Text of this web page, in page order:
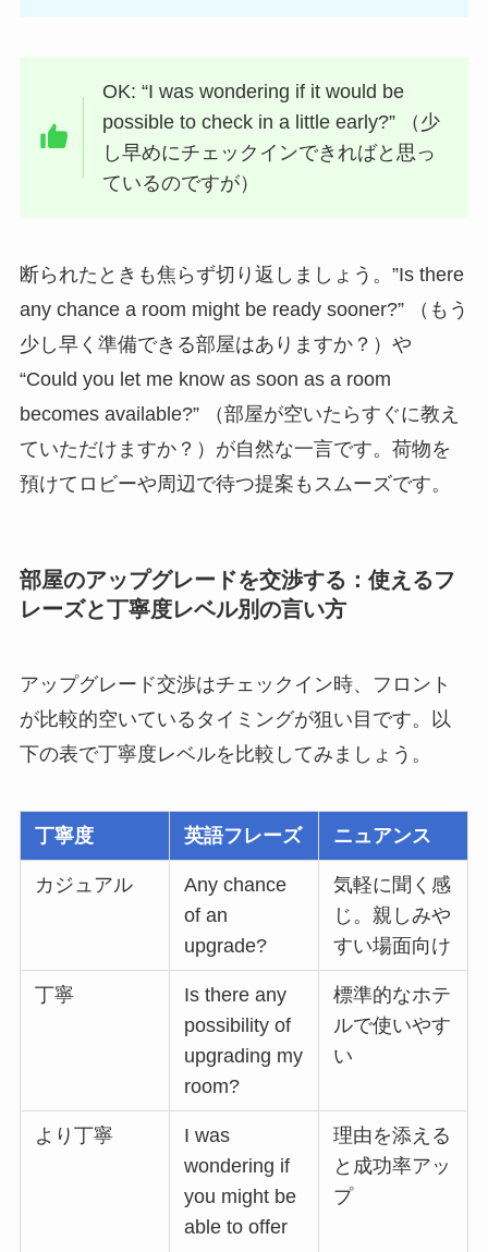
OK: “I was wondering if it would be
possible to check in a little early?” （少
し早めにチェックインできればと思っ
ているのですが）
断られたときも焦らず切り返しましょう。”Is there
any chance a room might be ready sooner?” （もう
少し早く準備できる部屋はありますか？）や
“Could you let me know as soon as a room
becomes available?” （部屋が空いたらすぐに教え
ていただけますか？）が自然な一言です。荷物を
預けてロビーや周辺で待つ提案もスムーズです。
部屋のアップグレードを交渉する：使えるフ
レーズと丁寧度レベル別の言い方
アップグレード交渉はチェックイン時、フロント
が比較的空いているタイミングが狙い目です。以
下の表で丁寧度レベルを比較してみましょう。
丁寧度 英語フレーズ ニュアンス
カジュアル
Any chance
of an
upgrade?
気軽に聞く感
じ。親しみや
すい場面向け
丁寧
Is there any
possibility of
upgrading my
room?
標準的なホテ
ルで使いやす
い
より丁寧
I was
wondering if
you might be
able to offer
理由を添える
と成功率アッ
プ